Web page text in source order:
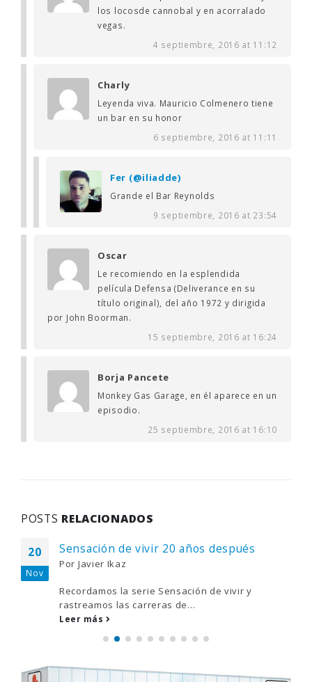
los locosde cannobal y en acorralado
vegas.
4 septiembre, 2016 at 11:12
Charly
Leyenda viva. Mauricio Colmenero tiene
un bar en su honor
6 septiembre, 2016 at 11:11
Fer (@iliadde)
Grande el Bar Reynolds
9 septiembre, 2016 at 23:54
Oscar
Le recomiendo en la esplendida
película Defensa (Deliverance en su
título original), del año 1972 y dirigida
por John Boorman.
15 septiembre, 2016 at 16:24
Borja Pancete
Monkey Gas Garage, en él aparece en un
episodio.
25 septiembre, 2016 at 16:10
POSTS RELACIONADOS
20
Nov
Sensación de vivir 20 años después
Por Javier Ikaz
Recordamos la serie Sensación de vivir y
rastreamos las carreras de...
Leer más